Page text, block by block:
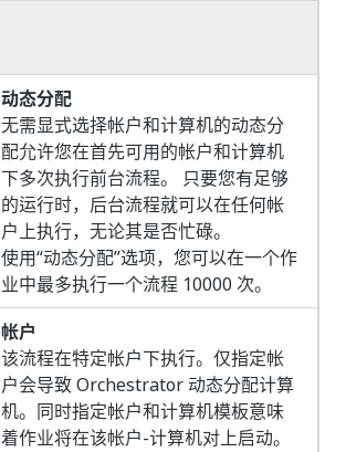
动态分配
无需显式选择帐户和计算机的动态分
配允许您在首先可用的帐户和计算机
下多次执行前台流程。 只要您有足够
的运行时，后台流程就可以在任何帐
户上执行，无论其是否忙碌。
使用“动态分配”选项，您可以在一个作
业中最多执行一个流程 10000 次。
帐户
该流程在特定帐户下执行。仅指定帐
户会导致 Orchestrator 动态分配计算
机。同时指定帐户和计算机模板意味
着作业将在该帐户-计算机对上启动。